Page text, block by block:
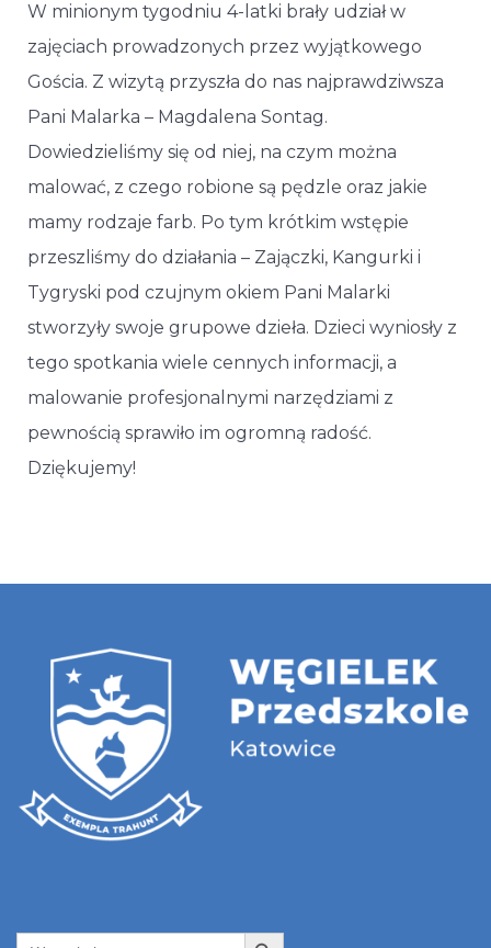
W minionym tygodniu 4-latki brały udział w
zajęciach prowadzonych przez wyjątkowego
Gościa. Z wizytą przyszła do nas najprawdziwsza
Pani Malarka – Magdalena Sontag.
Dowiedzieliśmy się od niej, na czym można
malować, z czego robione są pędzle oraz jakie
mamy rodzaje farb. Po tym krótkim wstępie
przeszliśmy do działania – Zajączki, Kangurki i
Tygryski pod czujnym okiem Pani Malarki
stworzyły swoje grupowe dzieła. Dzieci wyniosły z
tego spotkania wiele cennych informacji, a
malowanie profesjonalnymi narzędziami z
pewnością sprawiło im ogromną radość.
Dziękujemy!
Search
Search Button